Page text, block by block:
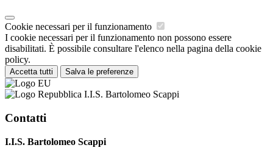
Cookie necessari per il funzionamento
I cookie necessari per il funzionamento non possono essere
disabilitati. È possibile consultare l'elenco nella pagina della cookie
policy.
Accetta tutti Salva le preferenze
I.I.S. Bartolomeo Scappi
Contatti
I.I.S. Bartolomeo Scappi